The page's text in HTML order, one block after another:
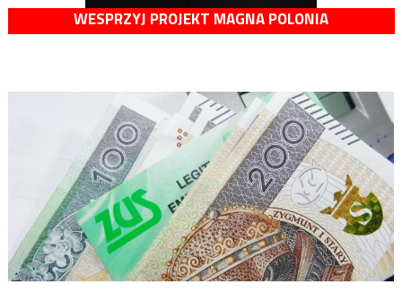
WESPRZYJ PROJEKT MAGNA POLONIA